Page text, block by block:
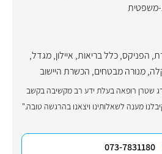
משפטית
, הפניקס,כלל בריאות, איילון,מגדל,
,מנורה מבטחים, הכשרת היישוב
שטרן רופאה בעלת ידע רב מקשיבה בקשב
מענה לשאלותינו ויצאנו בהרגשה טובה."
073-7831180